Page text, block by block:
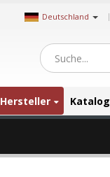
Deutschland |
Hersteller Katalog